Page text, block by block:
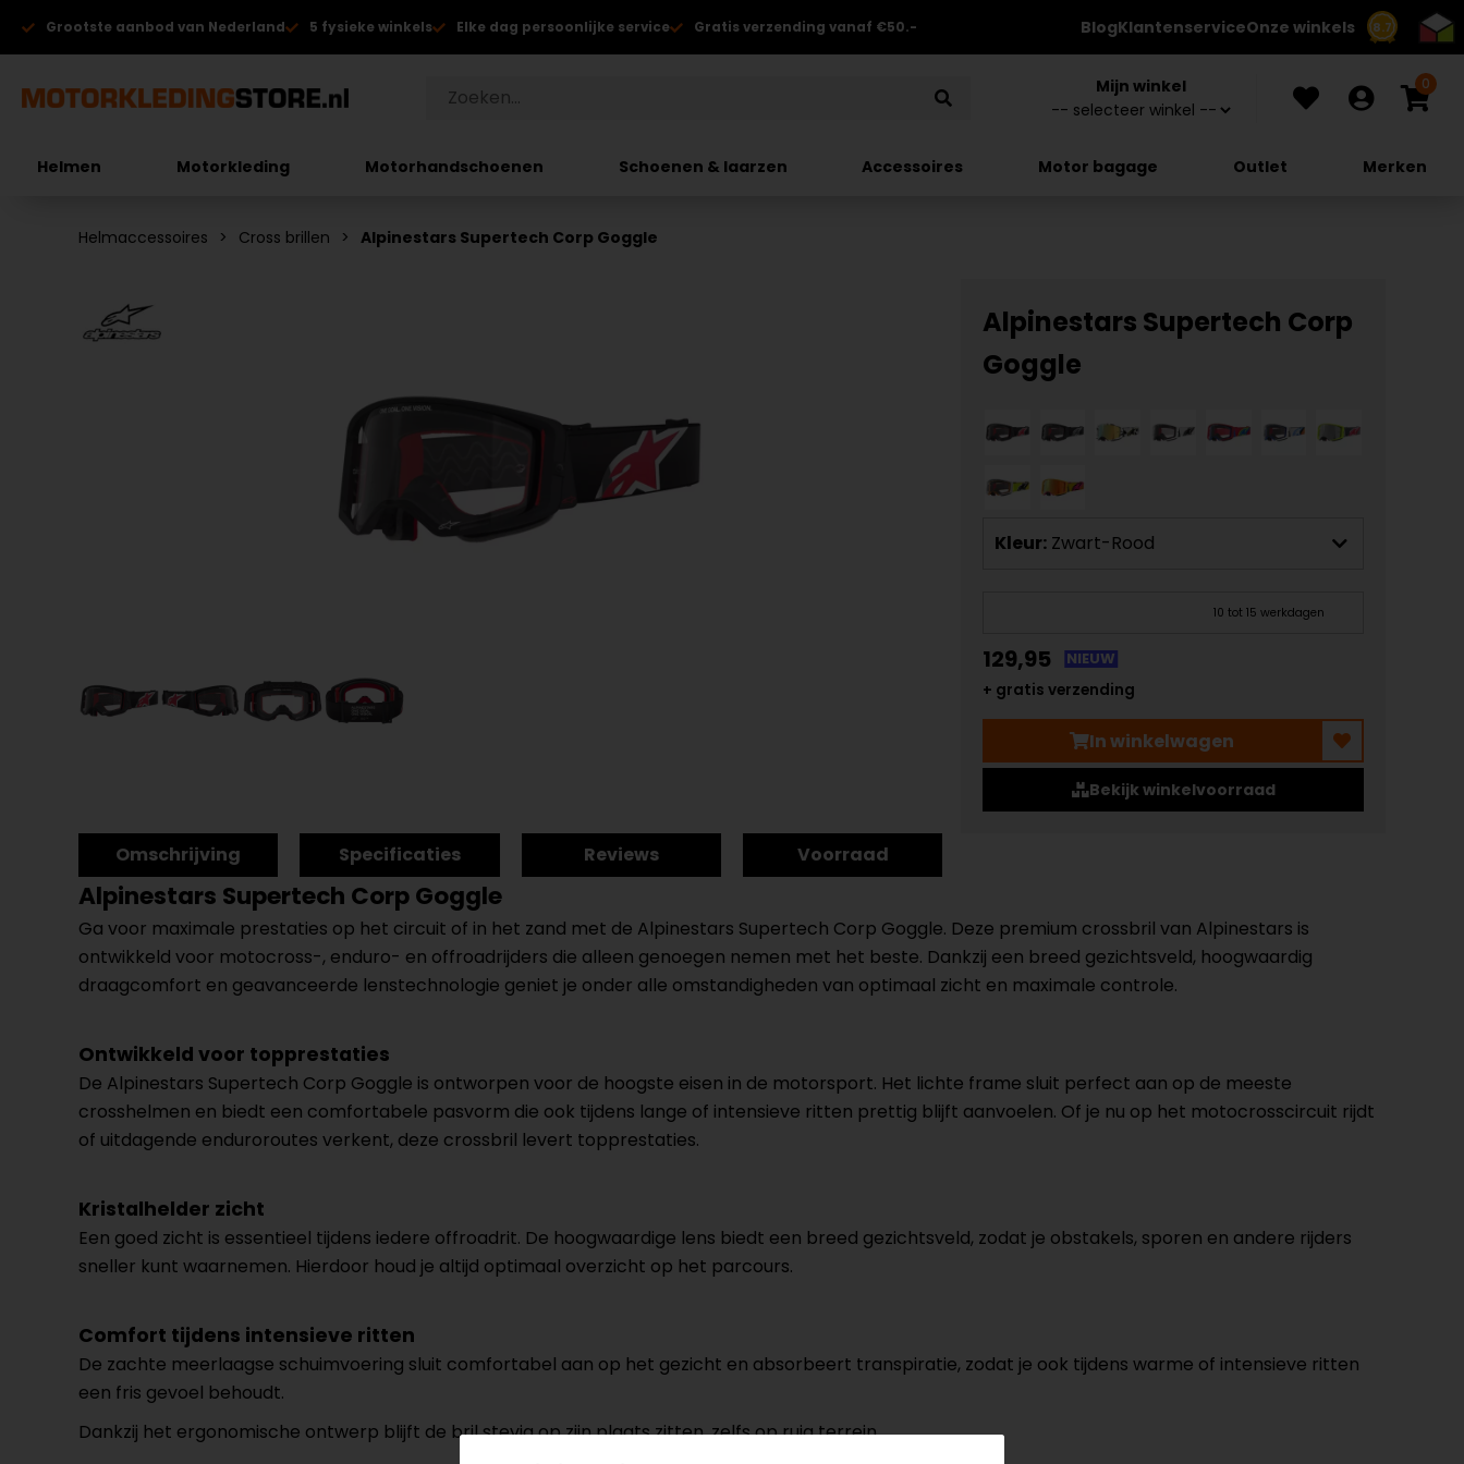
8.7
Grootste aanbod van Nederland 5 fysieke winkels Elke dag persoonlijke service Gratis verzending vanaf €50.- BlogKlantenserviceOnze winkels
Mijn winkel 0
Helmen Motorkleding Motorhandschoenen Schoenen & laarzen Accessoires Motor bagage Outlet Merken
Helmaccessoires Cross brillen Alpinestars Supertech Corp Goggle
Alpinestars Supertech Corp
Goggle
Kleur: Zwart-Rood
10 tot 15 werkdagen
129,95
NIEUW
+ gratis verzending
In winkelwagen
Bekijk winkelvoorraad
Omschrijving Specificaties Reviews Voorraad
Alpinestars Supertech Corp Goggle
Ga voor maximale prestaties op het circuit of in het zand met de Alpinestars Supertech Corp Goggle. Deze premium crossbril van Alpinestars is
ontwikkeld voor motocross-, enduro- en offroadrijders die alleen genoegen nemen met het beste. Dankzij een breed gezichtsveld, hoogwaardig
draagcomfort en geavanceerde lenstechnologie geniet je onder alle omstandigheden van optimaal zicht en maximale controle.
Ontwikkeld voor topprestaties
De Alpinestars Supertech Corp Goggle is ontworpen voor de hoogste eisen in de motorsport. Het lichte frame sluit perfect aan op de meeste
crosshelmen en biedt een comfortabele pasvorm die ook tijdens lange of intensieve ritten prettig blijft aanvoelen. Of je nu op het motocrosscircuit rijdt
of uitdagende enduroroutes verkent, deze crossbril levert topprestaties.
Kristalhelder zicht
Een goed zicht is essentieel tijdens iedere offroadrit. De hoogwaardige lens biedt een breed gezichtsveld, zodat je obstakels, sporen en andere rijders
sneller kunt waarnemen. Hierdoor houd je altijd optimaal overzicht op het parcours.
Comfort tijdens intensieve ritten
De zachte meerlaagse schuimvoering sluit comfortabel aan op het gezicht en absorbeert transpiratie, zodat je ook tijdens warme of intensieve ritten
een fris gevoel behoudt.
Dankzij het ergonomische ontwerp blijft de bril stevig op zijn plaats zitten, zelfs op ruig terrein.